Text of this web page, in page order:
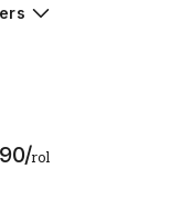
/rol